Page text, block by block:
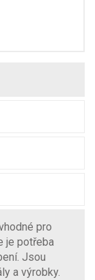
pro
je potřeba
Jsou
a výrobky.